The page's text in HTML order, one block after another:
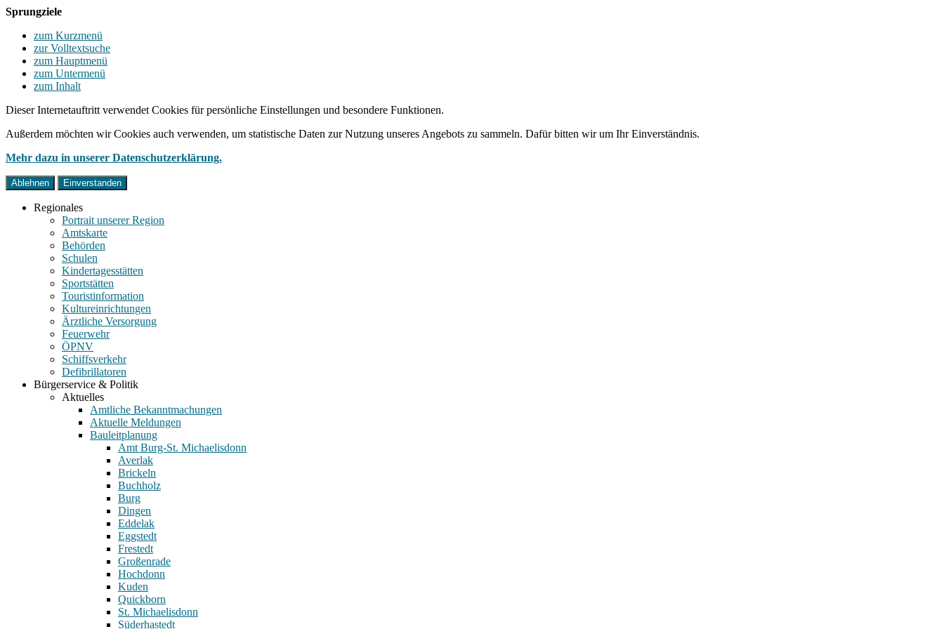
Sprungziele
zum Kurzmenü
zur Volltextsuche
zum Hauptmenü
zum Untermenü
zum Inhalt
Dieser Internetauftritt verwendet Cookies für persönliche Einstellungen und besondere Funktionen.
Außerdem möchten wir Cookies auch verwenden, um statistische Daten zur Nutzung unseres Angebots zu sammeln. Dafür bitten wir um Ihr Einverständnis.
Mehr dazu in unserer Datenschutzerklärung.
Ablehnen Einverstanden
Regionales
Portrait unserer Region
Amtskarte
Behörden
Schulen
Kindertagesstätten
Sportstätten
Touristinformation
Kultureinrichtungen
Ärztliche Versorgung
Feuerwehr
ÖPNV
Schiffsverkehr
Defibrillatoren
Bürgerservice & Politik
Aktuelles
Amtliche Bekanntmachungen
Aktuelle Meldungen
Bauleitplanung
Amt Burg-St. Michaelisdonn
Averlak
Brickeln
Buchholz
Burg
Dingen
Eddelak
Eggstedt
Frestedt
Großenrade
Hochdonn
Kuden
Quickborn
St. Michaelisdonn
Süderhastedt